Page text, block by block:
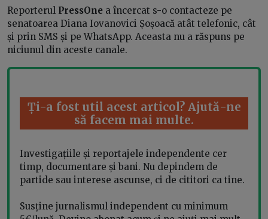
Reporterul PressOne a încercat s-o contacteze pe
senatoarea Diana Iovanovici Șoșoacă atât telefonic, cât
și prin SMS și pe WhatsApp. Aceasta nu a răspuns pe
niciunul din aceste canale.
Ți-a fost util acest articol? Ajută-ne
să facem mai multe.
Investigațiile și reportajele independente cer
timp, documentare și bani. Nu depindem de
partide sau interese ascunse, ci de cititori ca tine.
Susține jurnalismul independent cu minimum